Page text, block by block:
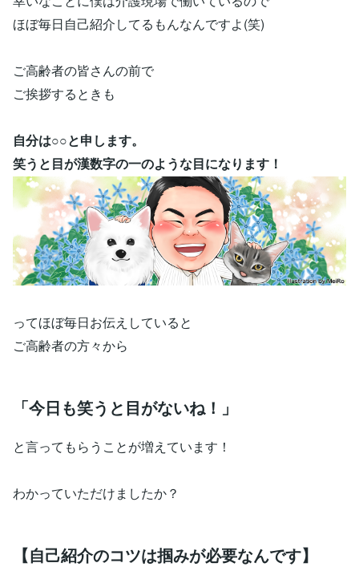
ほぼ毎日自己紹介してるもんなんですよ(笑)
ご高齢者の皆さんの前で
ご挨拶するときも
自分は○○と申します。
笑うと目が漢数字の一のような目になります！
ってほぼ毎日お伝えしていると
ご高齢者の方々から
「今日も笑うと目がないね！」
と言ってもらうことが増えています！
わかっていただけましたか？
【自己紹介のコツは掴みが必要なんです】